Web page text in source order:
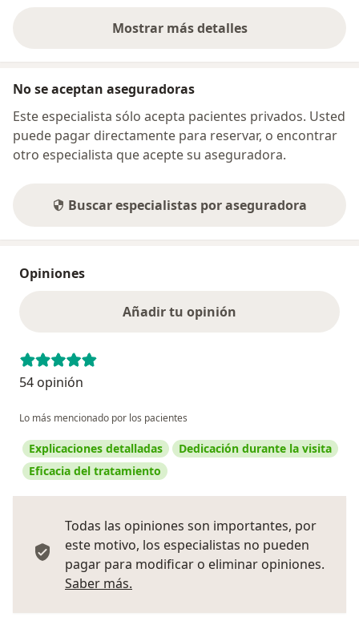
Mostrar más detalles
sobre la dirección
No se aceptan aseguradoras
Este especialista sólo acepta pacientes privados. Usted
puede pagar directamente para reservar, o encontrar
otro especialista que acepte su aseguradora.
Buscar especialistas por aseguradora
Opiniones
Añadir tu opinión
54 opinión
Lo más mencionado por los pacientes
Explicaciones detalladas
Dedicación durante la visita
Eficacia del tratamiento
Todas las opiniones son importantes, por
este motivo, los especialistas no pueden
pagar para modificar o eliminar opiniones.
Saber más.